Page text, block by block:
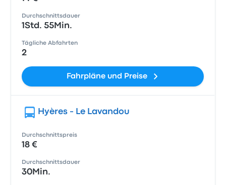
Durchschnittsdauer
1Std. 55Min.
Tägliche Abfahrten
2
Fahrpläne und Preise
Hyères - Le Lavandou
Durchschnittspreis
18 €
Durchschnittsdauer
30Min.